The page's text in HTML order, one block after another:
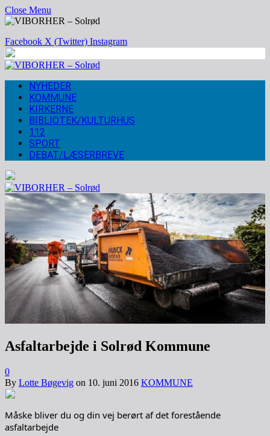
Close Menu
Facebook X (Twitter) Instagram
NYHEDER
KOMMUNE
KIRKERNE
BIBLIOTEK/KULTURHUS
112
SPORT
DEBAT/LÆSERBREVE
Asfaltarbejde i Solrød Kommune
0
By Lotte Bøgevig on 10. juni 2016 KOMMUNE
Måske bliver du og din vej berørt af det forestående
asfaltarbejde